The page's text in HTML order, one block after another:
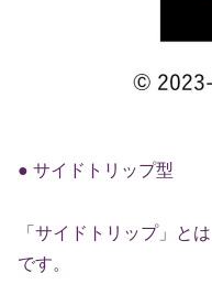
● サイドトリップ型
「サイドトリップ」と
です。